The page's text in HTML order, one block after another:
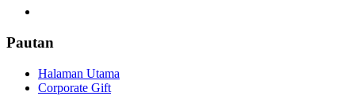
Pautan
Halaman Utama
Corporate Gift